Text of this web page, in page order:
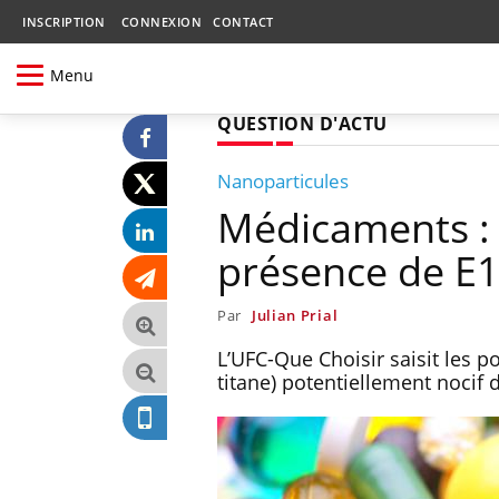
INSCRIPTION CONNEXION CONTACT
Menu
QUESTION D'ACTU
Nanoparticules
Médicaments
présence de
Par Julian Prial
L’UFC-Que Choisir saisit les
titane) potentiellement nocif